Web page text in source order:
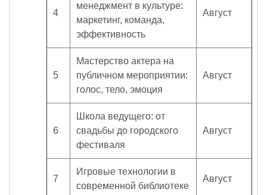
4
менеджмент в культуре:
маркетинг, команда,
эффективность
Август
5
Мастерство актера на
публичном мероприятии:
голос, тело, эмоция
Август
6
Школа ведущего: от
свадьбы до городского
фестиваля
Август
7
Игровые технологии в
современной библиотеке
Август